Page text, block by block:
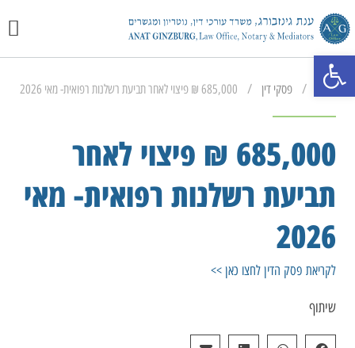
ראשי / פסקי דין / 685,000 ₪ פיצוי לאחר תביעת רשלנות רפואית- מאי 2026
685,000 ₪ פיצוי לאחר
תביעת רשלנות רפואית- מאי
2026
לקריאת פסק הדין לחצו כאן >>
שיתוף
פתח סרגל נגישות